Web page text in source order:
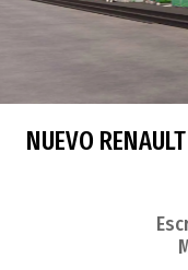
NUEVO